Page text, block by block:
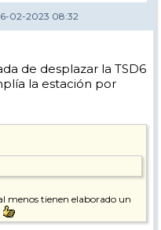
02-2023 08:32
de desplazar la TSD6
la estación por
menos tienen elaborado un